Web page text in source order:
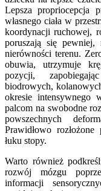
Lepsza propriocepcja
własnego ciała w
koordynacji ruchowej,
poruszają się
nierówności terenu.
obuwia, utrzymuje
pozycji,
biodrowych,
okresie intensywnego
palcom na swobodne
powszechnych
Prawidłowo
łuku stopy.
Warto również
rozwój mózgu
informacji